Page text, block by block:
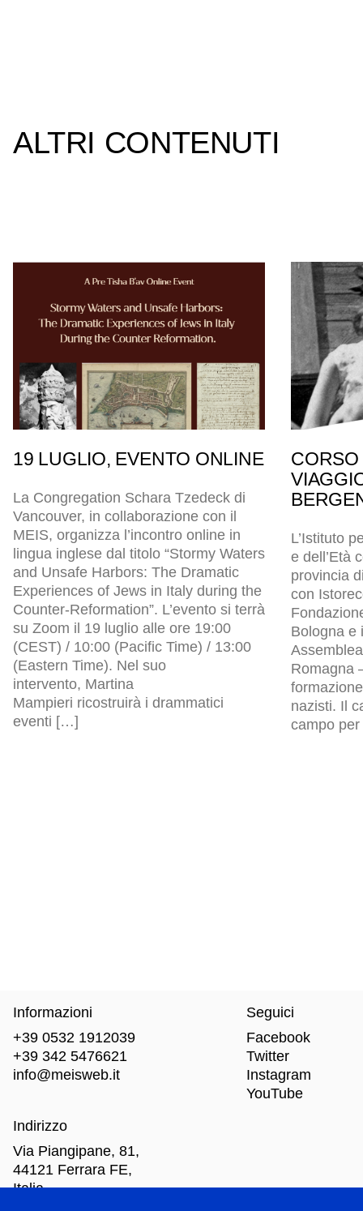
ALTRI CONTENUTI
19 LUGLIO, EVENTO ONLINE
La Congregation Schara Tzedeck di
Vancouver, in collaborazione con il
MEIS, organizza l’incontro online in
lingua inglese dal titolo “Stormy Waters
and Unsafe Harbors: The Dramatic
Experiences of Jews in Italy during the
Counter-Reformation”. L’evento si terrà
su Zoom il 19 luglio alle ore 19:00
(CEST) / 10:00 (Pacific Time) / 13:00
(Eastern Time). Nel suo
intervento, Martina
Mampieri ricostruirà i drammatici
eventi […]
L’Istituto
e dell’Età
provincia
con
Bologna e
Romagna
nazisti. Il
campo
Informazioni
+39 0532 1912039
+39 342 5476621
info@meisweb.it
Indirizzo
Via Piangipane, 81,
44121 Ferrara FE,
Italia
Seguici
Facebook
Twitter
Instagram
YouTube